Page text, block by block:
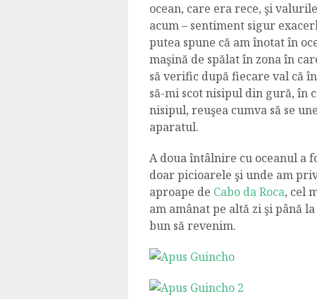
ocean, care era rece, şi
acum – sentiment sigur
putea spune că am înotat în
maşină de spălat în zona în
să verific după fiecare val că
să-mi scot nisipul din gură, în
nisipul, reuşea cumva să se
aparatul.
A doua întâlnire cu oceanul a
doar picioarele şi unde am
aproape de Cabo da Roca, cel
am amânat pe altă zi şi până
bun să revenim.